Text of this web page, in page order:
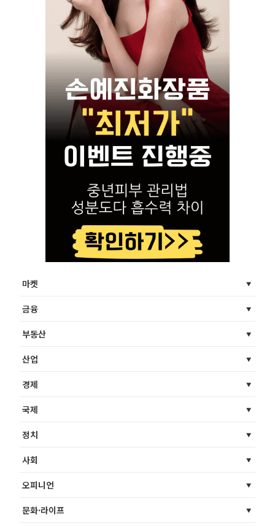
마켓
금융
부동산
산업
경제
국제
정치
사회
오피니언
문화·라이프